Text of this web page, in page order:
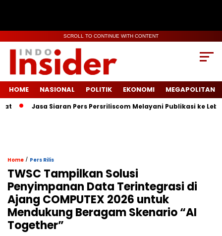
SCROLL TO CONTINUE WITH CONTENT
HOME NASIONAL POLITIK EKONOMI MEGAPOLITAN
Jasa Siaran Pers Persriliscom Melayani Publikasi ke Lebih
Home / Pers Rilis
TWSC Tampilkan Solusi
Penyimpanan Data Terintegrasi di
Ajang COMPUTEX 2026 untuk
Mendukung Beragam Skenario “AI
Together”